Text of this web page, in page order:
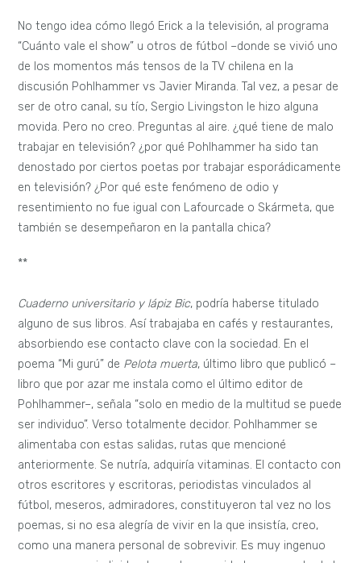
No tengo idea cómo llegó Erick a la televisión, al programa
“Cuánto vale el show” u otros de fútbol –donde se vivió uno
de los momentos más tensos de la TV chilena en la
discusión Pohlhammer vs Javier Miranda. Tal vez, a pesar de
ser de otro canal, su tío, Sergio Livingston le hizo alguna
movida. Pero no creo. Preguntas al aire. ¿qué tiene de malo
trabajar en televisión? ¿por qué Pohlhammer ha sido tan
denostado por ciertos poetas por trabajar esporádicamente
en televisión? ¿Por qué este fenómeno de odio y
resentimiento no fue igual con Lafourcade o Skármeta, que
también se desempeñaron en la pantalla chica?
**
Cuaderno universitario y lápiz Bic, podría haberse titulado
alguno de sus libros. Así trabajaba en cafés y restaurantes,
absorbiendo ese contacto clave con la sociedad. En el
poema “Mi gurú” de Pelota muerta, último libro que publicó –
libro que por azar me instala como el último editor de
Pohlhammer–, señala “solo en medio de la multitud se puede
ser individuo”. Verso totalmente decidor. Pohlhammer se
alimentaba con estas salidas, rutas que mencioné
anteriormente. Se nutría, adquiría vitaminas. El contacto con
otros escritores y escritoras, periodistas vinculados al
fútbol, meseros, admiradores, constituyeron tal vez no los
poemas, si no esa alegría de vivir en la que insistía, creo,
como una manera personal de sobrevivir. Es muy ingenuo